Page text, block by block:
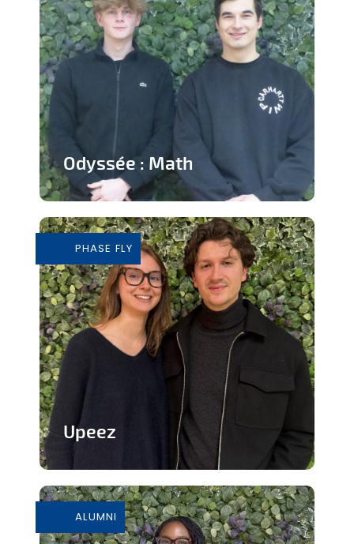
Odyssée : Math
apprendre les mathématiques
En savoir plus
PHASE FLY
Upeez
grillons
En savoir plus
ALUMNI